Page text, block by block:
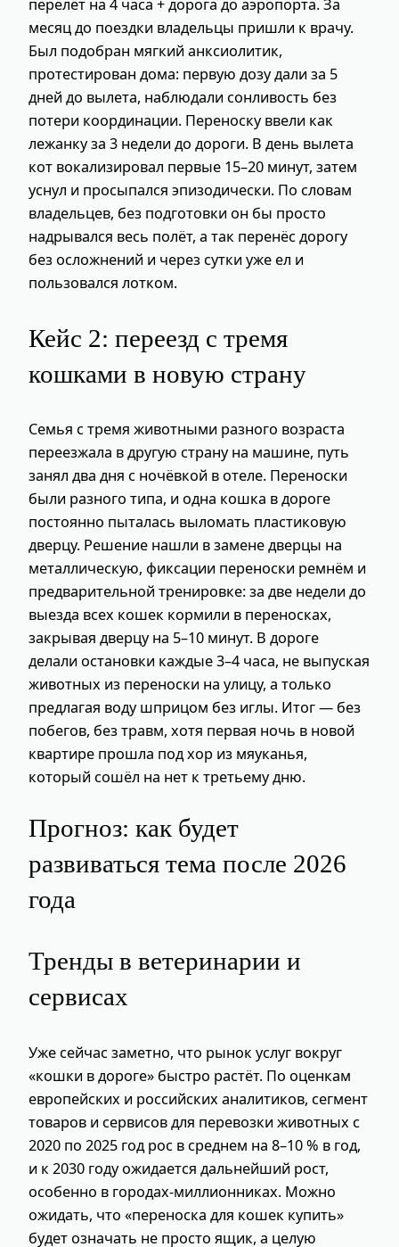
перелёт на 4 часа + дорога до аэропорта. За
месяц до поездки владельцы пришли к врачу.
Был подобран мягкий анксиолитик,
протестирован дома: первую дозу дали за 5
дней до вылета, наблюдали сонливость без
потери координации. Переноску ввели как
лежанку за 3 недели до дороги. В день вылета
кот вокализировал первые 15–20 минут, затем
уснул и просыпался эпизодически. По словам
владельцев, без подготовки он бы просто
надрывался весь полёт, а так перенёс дорогу
без осложнений и через сутки уже ел и
пользовался лотком.
Кейс 2: переезд с тремя
кошками в новую страну
Семья с тремя животными разного возраста
переезжала в другую страну на машине, путь
занял два дня с ночёвкой в отеле. Переноски
были разного типа, и одна кошка в дороге
постоянно пыталась выломать пластиковую
дверцу. Решение нашли в замене дверцы на
металлическую, фиксации переноски ремнём и
предварительной тренировке: за две недели до
выезда всех кошек кормили в переносках,
закрывая дверцу на 5–10 минут. В дороге
делали остановки каждые 3–4 часа, не выпуская
животных из переноски на улицу, а только
предлагая воду шприцом без иглы. Итог — без
побегов, без травм, хотя первая ночь в новой
квартире прошла под хор из мяуканья,
который сошёл на нет к третьему дню.
Прогноз: как будет
развиваться тема после 2026
года
Тренды в ветеринарии и
сервисах
Уже сейчас заметно, что рынок услуг вокруг
«кошки в дороге» быстро растёт. По оценкам
европейских и российских аналитиков, сегмент
товаров и сервисов для перевозки животных с
2020 по 2025 год рос в среднем на 8–10 % в год,
и к 2030 году ожидается дальнейший рост,
особенно в городах-миллионниках. Можно
ожидать, что «переноска для кошек купить»
будет означать не просто ящик, а целую